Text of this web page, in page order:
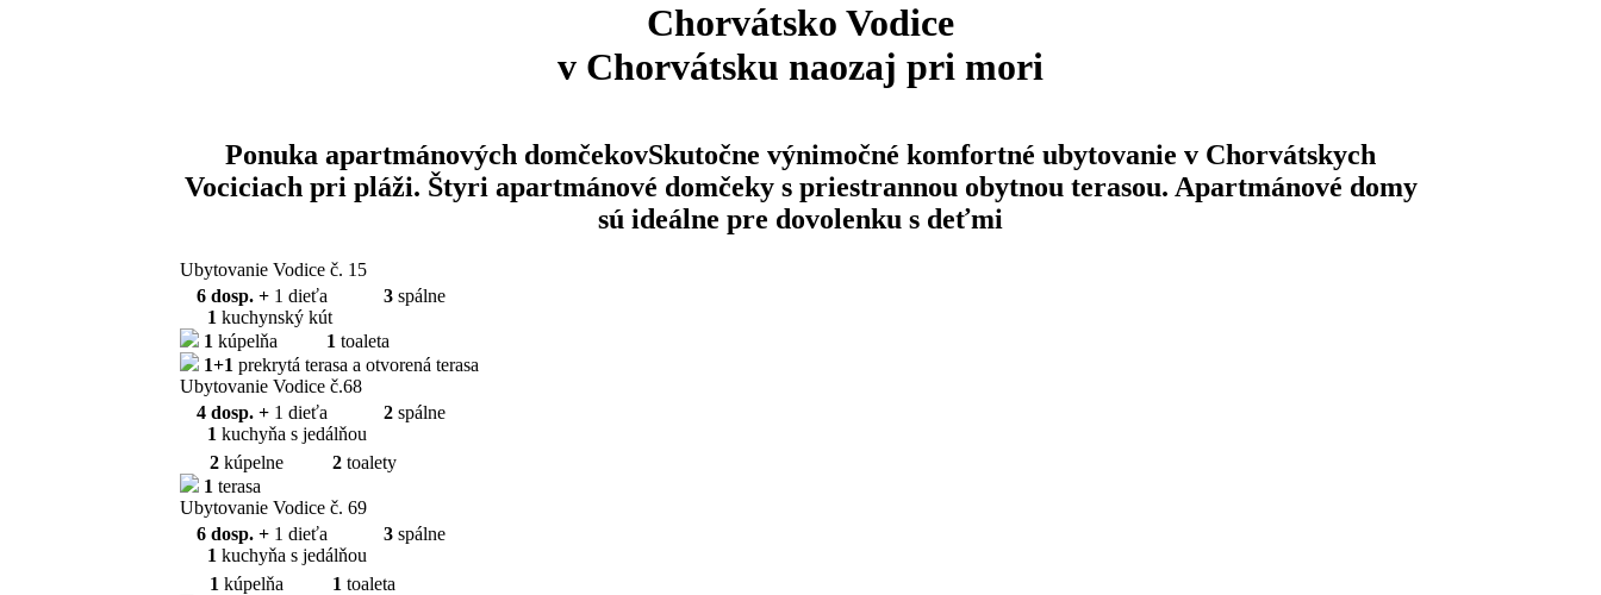
Chorvátsko Vodice
v Chorvátsku naozaj pri mori
Ponuka apartmánových domčekovSkutočne výnimočné komfortné ubytovanie v Chorvátskych
Vociciach pri pláži. Štyri apartmánové domčeky s priestrannou obytnou terasou. Apartmánové domy
sú ideálne pre dovolenku s deťmi
Ubytovanie Vodice č. 15
6 dosp. + 1 dieťa 3 spálne
1 kuchynský kút
1 kúpelňa 1 toaleta
1+1 prekrytá terasa a otvorená terasa
Ubytovanie Vodice č.68
4 dosp. + 1 dieťa 2 spálne
1 kuchyňa s jedálňou
2 kúpelne 2 toalety
1 terasa
Ubytovanie Vodice č. 69
6 dosp. + 1 dieťa 3 spálne
1 kuchyňa s jedálňou
1 kúpelňa 1 toaleta